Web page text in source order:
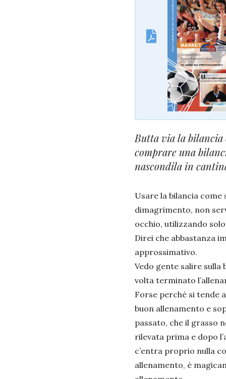
Butta via la bilancia
comprare una
nascondila in
Usare la bilancia
dimagrimento, non
occhio, utilizzando
Direi che abbastanza
approssimativo.
Vedo gente salire
volta terminato
Forse perchè si tende
buon allenamento e
passato, che il grasso
rilevata prima e dopo
c’entra proprio nulla
allenamento, è